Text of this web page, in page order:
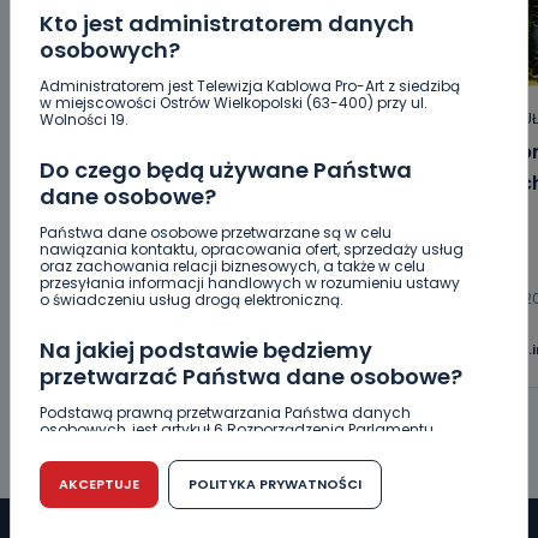
Kto jest administratorem danych
osobowych?
Administratorem jest Telewizja Kablowa Pro-Art z siedzibą
w miejscowości Ostrów Wielkopolski (63-400) przy ul.
Wolności 19.
Do czego będą używane Państwa
dane osobowe?
Państwa dane osobowe przetwarzane są w celu
nawiązania kontaktu, opracowania ofert, sprzedaży usług
oraz zachowania relacji biznesowych, a także w celu
przesyłania informacji handlowych w rozumieniu ustawy
o świadczeniu usług drogą elektroniczną.
Na jakiej podstawie będziemy
przetwarzać Państwa dane osobowe?
Podstawą prawną przetwarzania Państwa danych
osobowych, jest artykuł 6 Rozporządzenia Parlamentu
r. w sprawie ochrony osób fizycznych w związku z
przetwarzaniem danych osobowych w sprawie
swobodnego przepływu takich danych oraz uchylenia
dyrektywy 95/46/WE (RODO).
AKCEPTUJE POLITYKA PRYWATNOŚCI
HOT REGION
niezwykłe historie!”. Odyseja
06.08.2026 20:13
Jak